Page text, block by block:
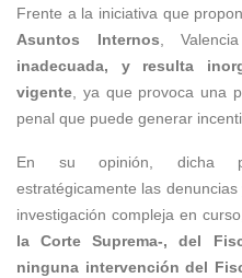
Frente a la iniciativa que
Asuntos Internos,
inadecuada, y resulta
vigente, ya que provoca una
penal que puede generar
En su opinión, dicha
estratégicamente las
investigación compleja en
la Corte Suprema-, del
ninguna intervención del